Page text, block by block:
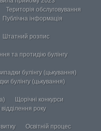
Територія обслуговування
Публічна інформація
Штатний розпис
та протидію булінгу
булінгу (цькування)
булінгу (цькування)
Щорічні конкурси
року
Освітній процес